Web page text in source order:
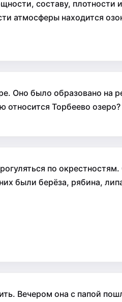
составу,
атмосферы находится
Оно было образовано на
относится Торбеево озеро?
по
были берёза, рябина,
Вечером она с папой